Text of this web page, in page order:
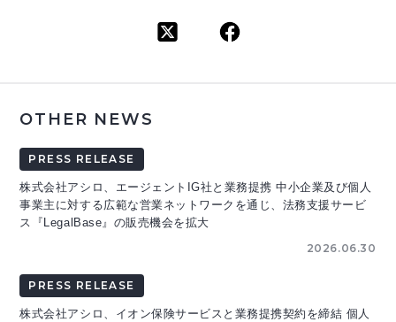
OTHER NEWS
PRESS RELEASE
株式会社アシロ、エージェントIG社と業務提携 中小企業及び個人
事業主に対する広範な営業ネットワークを通じ、法務支援サービ
ス『LegalBase』の販売機会を拡大
2026.06.30
PRESS RELEASE
株式会社アシロ、イオン保険サービスと業務提携契約を締結 個人